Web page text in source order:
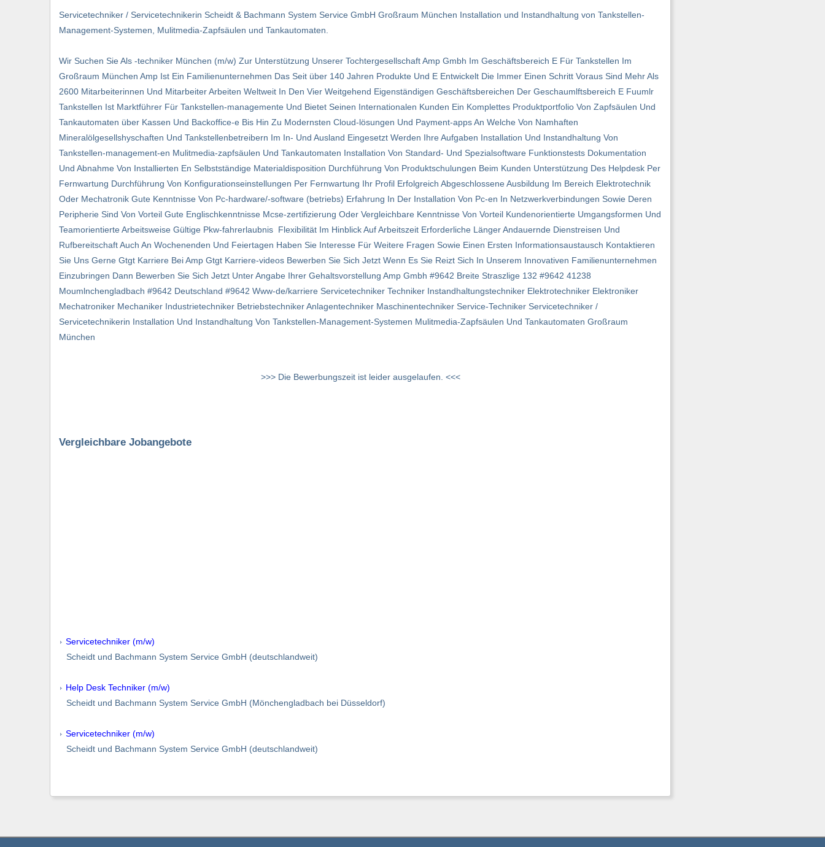
Servicetechniker / Servicetechnikerin Scheidt & Bachmann System Service GmbH Großraum München Installation und Instandhaltung von Tankstellen-
Management-Systemen, Mulitmedia-Zapfsäulen und Tankautomaten.
Wir Suchen Sie Als -techniker München (m/w) Zur Unterstützung Unserer Tochtergesellschaft Amp Gmbh Im Geschäftsbereich E Für Tankstellen Im
Großraum München Amp Ist Ein Familienunternehmen Das Seit über 140 Jahren Produkte Und E Entwickelt Die Immer Einen Schritt Voraus Sind Mehr Als
2600 Mitarbeiterinnen Und Mitarbeiter Arbeiten Weltweit In Den Vier Weitgehend Eigenständigen Geschäftsbereichen Der Geschaumlftsbereich E Fuumlr
Tankstellen Ist Marktführer Für Tankstellen-managemente Und Bietet Seinen Internationalen Kunden Ein Komplettes Produktportfolio Von Zapfsäulen Und
Tankautomaten über Kassen Und Backoffice-e Bis Hin Zu Modernsten Cloud-lösungen Und Payment-apps An Welche Von Namhaften
Mineralölgesellshyschaften Und Tankstellenbetreibern Im In- Und Ausland Eingesetzt Werden Ihre Aufgaben Installation Und Instandhaltung Von
Tankstellen-management-en Mulitmedia-zapfsäulen Und Tankautomaten Installation Von Standard- Und Spezialsoftware Funktionstests Dokumentation
Und Abnahme Von Installierten En Selbstständige Materialdisposition Durchführung Von Produktschulungen Beim Kunden Unterstützung Des Helpdesk Per
Fernwartung Durchführung Von Konfigurationseinstellungen Per Fernwartung Ihr Profil Erfolgreich Abgeschlossene Ausbildung Im Bereich Elektrotechnik
Oder Mechatronik Gute Kenntnisse Von Pc-hardware/-software (betriebs) Erfahrung In Der Installation Von Pc-en In Netzwerkverbindungen Sowie Deren
Peripherie Sind Von Vorteil Gute Englischkenntnisse Mcse-zertifizierung Oder Vergleichbare Kenntnisse Von Vorteil Kundenorientierte Umgangsformen Und
Teamorientierte Arbeitsweise Gültige Pkw-fahrerlaubnis Flexibilität Im Hinblick Auf Arbeitszeit Erforderliche Länger Andauernde Dienstreisen Und
Rufbereitschaft Auch An Wochenenden Und Feiertagen Haben Sie Interesse Für Weitere Fragen Sowie Einen Ersten Informationsaustausch Kontaktieren
Sie Uns Gerne Gtgt Karriere Bei Amp Gtgt Karriere-videos Bewerben Sie Sich Jetzt Wenn Es Sie Reizt Sich In Unserem Innovativen Familienunternehmen
Einzubringen Dann Bewerben Sie Sich Jetzt Unter Angabe Ihrer Gehaltsvorstellung Amp Gmbh #9642 Breite Straszlige 132 #9642 41238
Moumlnchengladbach #9642 Deutschland #9642 Www-de/karriere Servicetechniker Techniker Instandhaltungstechniker Elektrotechniker Elektroniker
Mechatroniker Mechaniker Industrietechniker Betriebstechniker Anlagentechniker Maschinentechniker Service-Techniker Servicetechniker /
Servicetechnikerin Installation Und Instandhaltung Von Tankstellen-Management-Systemen Mulitmedia-Zapfsäulen Und Tankautomaten Großraum
München
>>> Die Bewerbungszeit ist leider ausgelaufen. <<<
Vergleichbare Jobangebote
Servicetechniker (m/w)
Scheidt und Bachmann System Service GmbH (deutschlandweit)
Help Desk Techniker (m/w)
Scheidt und Bachmann System Service GmbH (Mönchengladbach bei Düsseldorf)
Servicetechniker (m/w)
Scheidt und Bachmann System Service GmbH (deutschlandweit)